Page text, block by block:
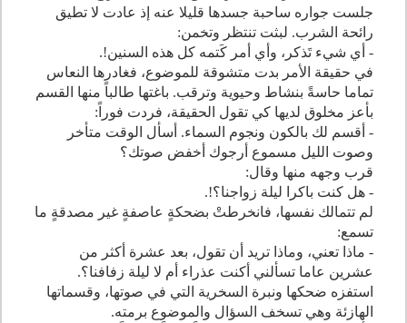
جلست جواره ساحبة جسدها قليلا عنه إذ عادت لا تطيق
رائحة الشرب. لبثت تنتظر وتخمن:
- أي شيء تَذكر، وأي أمر كَتمه كل هذه السنين!.
في حقيقة الأمر بدت متشوقة للموضوع، فغادرها النعاس
تماما حاسةً بنشاط وحيوية وترقب. باغتها طالباً منها القسم
بأعز مخلوق لديها كي تقول الحقيقة، فردت فوراً:
- أقسم لك بالكون ونجوم السماء. أسأل الوقت متأخر
وصوت الليل مسموع أرجوك أخفض صوتك؟
قرب وجهه منها وقال:
- هل كنت باكرا ليلة زواجنا؟!.
لم تتمالك نفسها، فانخرطتْ بضحكةٍ عاصفةٍ غير مصدقةٍ ما
تسمع:
- ماذا تعني، وماذا تريد أن تقول، بعد عشرة أكثر من
عشرين عاما تسألني أكنت عذراء أم لا ليلة زفافنا؟.
استفزه ضحكها ونبرة السخرية التي في صوتها، وقسماتها
الهازئة وهي تسخف السؤال والموضوع برمته.